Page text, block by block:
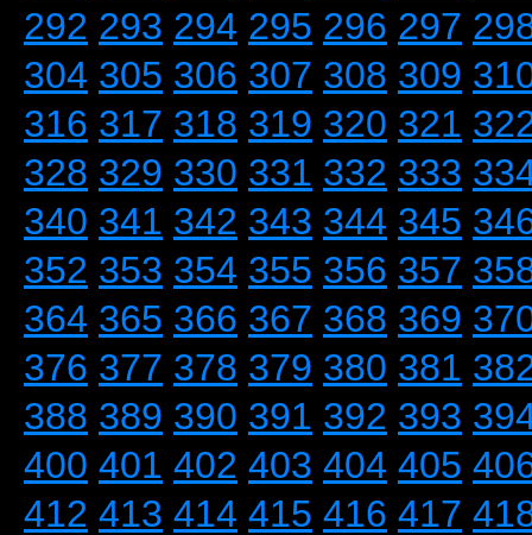
292 293 294 295 296 297
304 305 306 307 308 309
316 317 318 319 320 321
328 329 330 331 332 333
340 341 342 343 344 345
352 353 354 355 356 357
364 365 366 367 368 369
376 377 378 379 380 381
388 389 390 391 392 393
400 401 402 403 404 405
412 413 414 415 416 417